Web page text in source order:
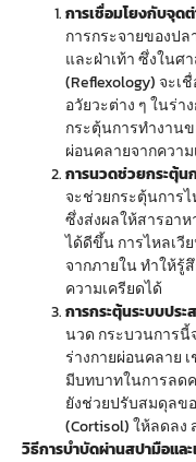
การเชื่อมโยงกับจุดต่
การกระจายของป
และฝ่าเท้า ซึ่งในศ
(Reflexology) จะเ
อวัยวะต่าง ๆ ในร่
กระตุ้นการทำงาน
ผ่อนคลายจากควา
การนวดช่วยกระตุ้น
จะช่วยกระตุ้นการ
ซึ่งส่งผลให้สารอาห
ได้ดีขึ้น การไหลเวี
จากภายใน ทำให้รู้
ความเครียดได้
การกระตุ้นระบบประ
นวด กระบวนการ
ร่างกายผ่อนคลาย
มีบทบาทในการลด
ยังช่วยปรับสมดุลข
(Cortisol) ให้ลดลง
วิธีการบำบัดผ่านสปามือและ